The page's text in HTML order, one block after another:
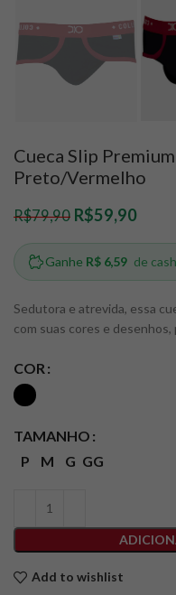
Cueca Slip
Preto/Vermelho
R$79,90 R$59,90
Sedutora e atrevida, essa
com suas cores e
COR
TAMANHO
P
M G GG
Add to wishlist